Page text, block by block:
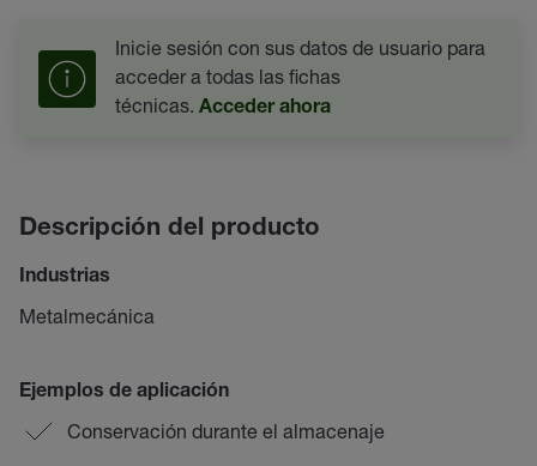
Inicie sesión con sus datos de usuario para
acceder a todas las fichas
técnicas. Acceder ahora
Descripción del producto
Industrias
Metalmecánica
Ejemplos de aplicación
Conservación durante el almacenaje